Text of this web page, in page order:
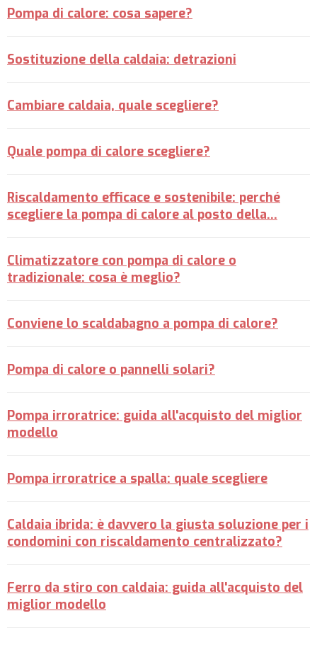
Pompa di calore: cosa sapere?
Sostituzione della caldaia: detrazioni
Cambiare caldaia, quale scegliere?
Quale pompa di calore scegliere?
Riscaldamento efficace e sostenibile: perché
scegliere la pompa di calore al posto della…
Climatizzatore con pompa di calore o
tradizionale: cosa è meglio?
Conviene lo scaldabagno a pompa di calore?
Pompa di calore o pannelli solari?
Pompa irroratrice: guida all'acquisto del miglior
modello
Pompa irroratrice a spalla: quale scegliere
Caldaia ibrida: è davvero la giusta soluzione per i
condomini con riscaldamento centralizzato?
Ferro da stiro con caldaia: guida all'acquisto del
miglior modello